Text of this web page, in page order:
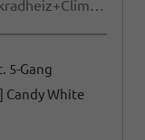
Selection 95PS GV4+Sitzheiz+Lenkradheiz+Climatronic+Sunset+AppConnect+PDC
5-Gang
Candy White